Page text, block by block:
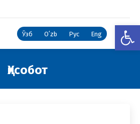
Ўзб Oʻzb Рус Eng
Ҳисобот